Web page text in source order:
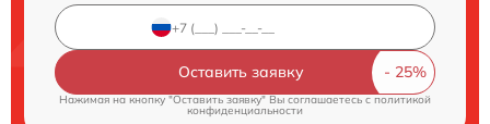
Оставить заявку
Нажимая на кнопку "Оставить заявку" Вы соглашаетесь cполитикой
конфиденциальности